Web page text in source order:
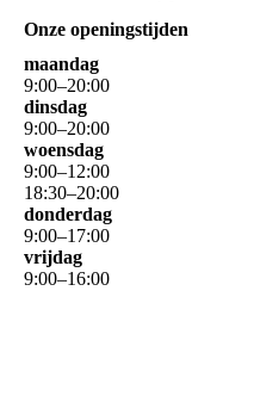
Onze openingstijden
maandag
9:00–20:00
dinsdag
9:00–20:00
woensdag
9:00–12:00
18:30–20:00
donderdag
9:00–17:00
vrijdag
9:00–16:00